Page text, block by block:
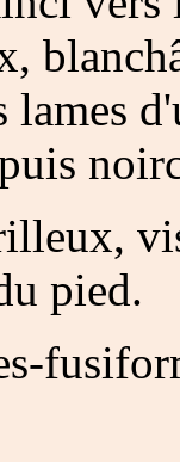
lames
pied.